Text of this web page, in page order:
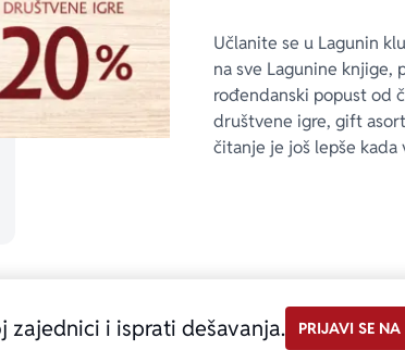
Učlanite se u Lagunin
na sve Lagunine knjige,
rođendanski popust od
društvene igre, gift
čitanje je još lepše kada
zajednici i isprati dešavanja. PRIJAVI SE NA